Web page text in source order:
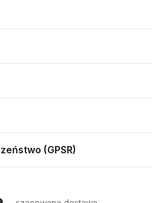
(GPSR)